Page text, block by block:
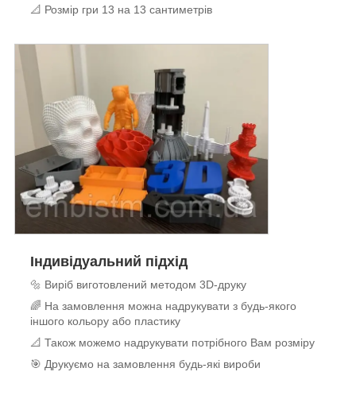
📐 Розмір гри 13 на 13 сантиметрів
Індивідуальний підхід
🔩 Виріб виготовлений методом 3D-друку
🌈 На замовлення можна надрукувати з будь-якого
іншого кольору або пластику
📐 Також можемо надрукувати потрібного Вам розміру
🎯 Друкуємо на замовлення будь-які вироби